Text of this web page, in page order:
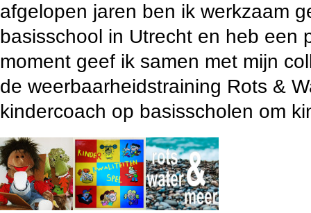
afgelopen jaren ben ik werkzaam
basisschool in Utrecht en heb een
moment geef ik samen met mijn
de weerbaarheidstraining Rots &
kindercoach op basisscholen om